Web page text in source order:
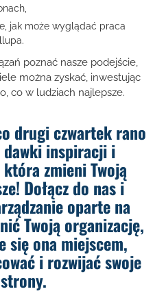
jak może wyglądać praca
poznać nasze podejście,
można zyskać, inwestując
co w ludziach najlepsze.
drugi czwartek rano
dawki inspiracji i
zmieni Twoją
Dołącz do nas i
oparte na
Twoją organizację,
się ona miejscem,
i rozwijać swoje